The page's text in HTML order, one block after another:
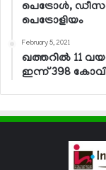
പെട്രോള്‍,
പെട്രോളിയം
February 5, 2021
ഖത്തറില്‍ 11
ഇന്ന് 398